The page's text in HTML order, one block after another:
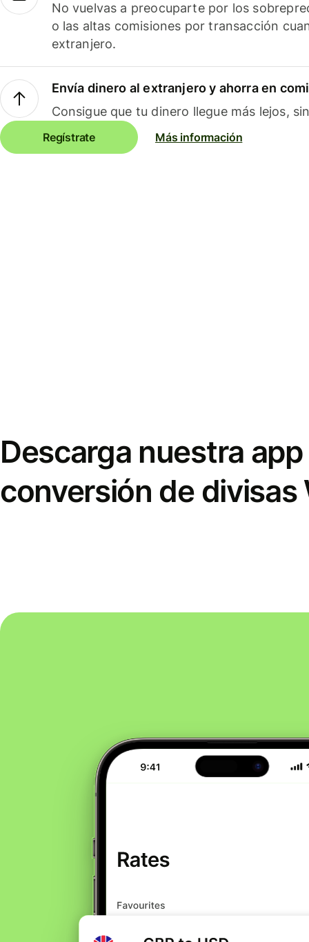
No vuelvas a preocuparte por los
o las altas comisiones por transacción
extranjero.
Envía dinero al extranjero y ahorra en
Consigue que tu dinero llegue más lejos,
Regístrate Más información
Descarga nuestra
conversión de divisas